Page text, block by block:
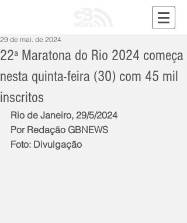
22ª Maratona do Rio 2024 começa
nesta quinta-feira (30) com 45 mil
inscritos
29 de mai. de 2024
Rio de Janeiro, 29/5/2024
Por Redação GBNEWS
Foto: Divulgação